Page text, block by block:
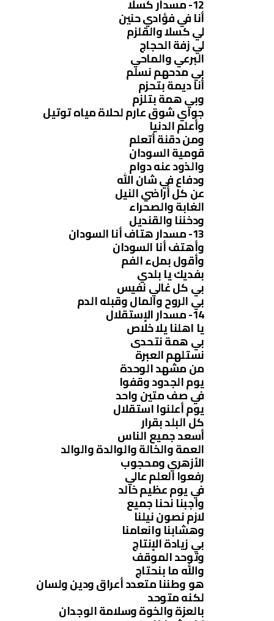
أنا في فؤادي حنين
لي كسلا والقلزم
لي زفة الحجاج
البرعي والماحي
بي مدحهم نسلم
أنا ديمة بتحزم
وبي همة بتلزم
جواي شوق عارم لحلاة مياه توتيل
وأعلم الدنيا
ومن دقنة أتعلم
قومية السودان
والذود عنه دوام
ودفاع في شان الله
عن كل أراضي النيل
الغابة والصحراء
ودخننا والقنديل
وأهتف أنا السودان
وأقول بملء الفم
بفديك يا بلدي
بي كل غالي نفيس
بي الروح والمال وقبله الدم
14- مسدار الإستقلال
يا اهلنا يلا خلاص
بي همة نتحدى
نستلهم العبرة
من مشهد الوحدة
يوم الجدود وقفوا
في صف متين واحد
يوم أعلنوا استقلال
كل البلد بقرار
أسعد جميع الناس
العمة والخالة والوالدة والوالد
الأزهري ومحجوب
رفعوا العلم عالي
في يوم عظيم خالد
واجبنا نحنا جميع
لازم نصون نيلنا
وهشابنا وانعامنا
بي زيادة الإنتاج
وتوحد الموقف
والله ما بنحتاج
هو وطننا متعدد أعراق ودين ولسان
لكنه متوحد
بالعزة والخوة وسلامة الوجدان